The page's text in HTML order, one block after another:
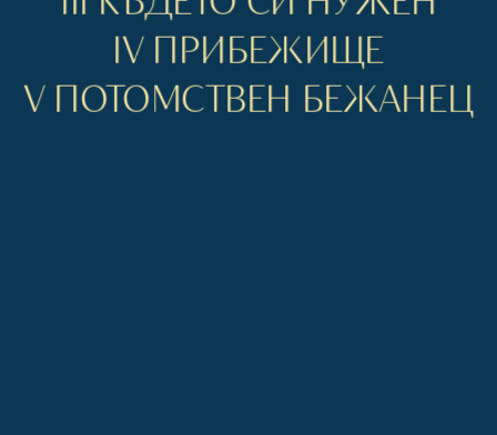
IV ПРИБЕЖИЩЕ
V ПОТОМСТВЕН БЕЖАНЕЦ